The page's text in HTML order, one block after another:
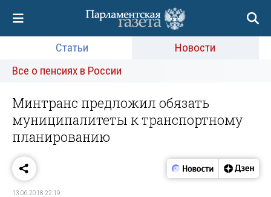
Статьи
Новости
Все о пенсиях в России
Минтранс предложил обязать
муниципалитеты к транспортному
планированию
13.06.2018 22:19